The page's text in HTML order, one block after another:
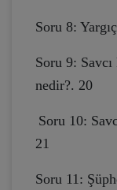
Soru 8:
Soru 9:
nedir?. 20
Soru 10:
21
Soru 11: